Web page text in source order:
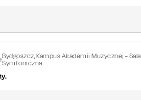
Bydgoszcz, Kampus Akademii Muzycznej - Sala
Symfoniczna